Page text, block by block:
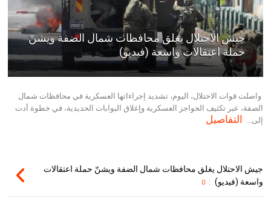
جيش الاحتلال يغلق محافظات شمال الضفة ويشنّ
حملة اعتقالات واسعة (فيديو)
واصلت قوات الاحتلال، اليوم، تشديد إجراءاتها العسكرية في محافظات شمال
الضفة، عبر تكثيف الحواجز العسكرية وإغلاق البوابات الحديدية، في خطوة أدت
إلى...
التفاصيل
جيش الاحتلال يغلق محافظات شمال الضفة ويشنّ حملة اعتقالات
واسعة (فيديو)
0